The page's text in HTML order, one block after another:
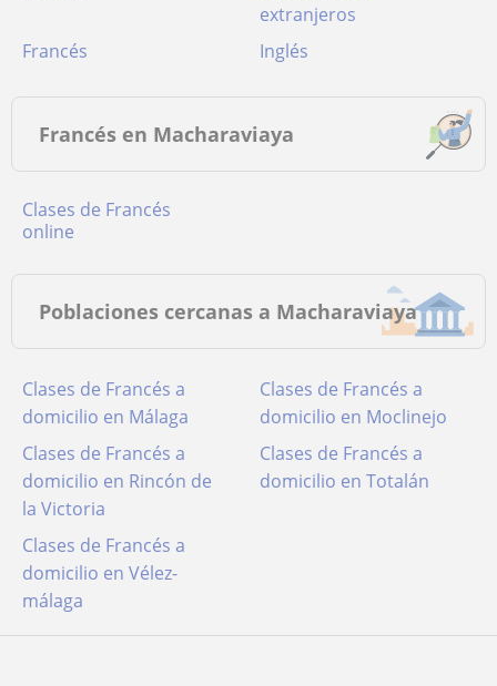
extranjeros
Francés
Inglés
Francés en Macharaviaya
Clases de Francés
online
Poblaciones cercanas a Macharaviaya
Clases de Francés a
domicilio en Málaga
Clases de Francés a
domicilio en Moclinejo
Clases de Francés a
domicilio en Rincón de
la Victoria
Clases de Francés a
domicilio en Totalán
Clases de Francés a
domicilio en Vélez-
málaga